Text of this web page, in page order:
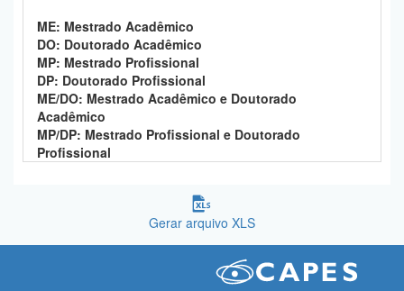
ME: Mestrado Acadêmico
DO: Doutorado Acadêmico
MP: Mestrado Profissional
DP: Doutorado Profissional
ME/DO: Mestrado Acadêmico e Doutorado
Acadêmico
MP/DP: Mestrado Profissional e Doutorado
Profissional
Gerar arquivo XLS